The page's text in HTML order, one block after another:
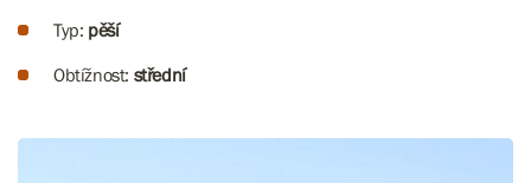
Typ: pěší
Obtížnost: střední